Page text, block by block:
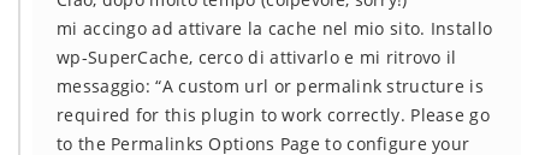
mi accingo ad attivare la cache nel mio sito. Installo
wp-SuperCache, cerco di attivarlo e mi ritrovo il
messaggio: “A custom url or permalink structure is
required for this plugin to work correctly. Please go
to the Permalinks Options Page to configure your